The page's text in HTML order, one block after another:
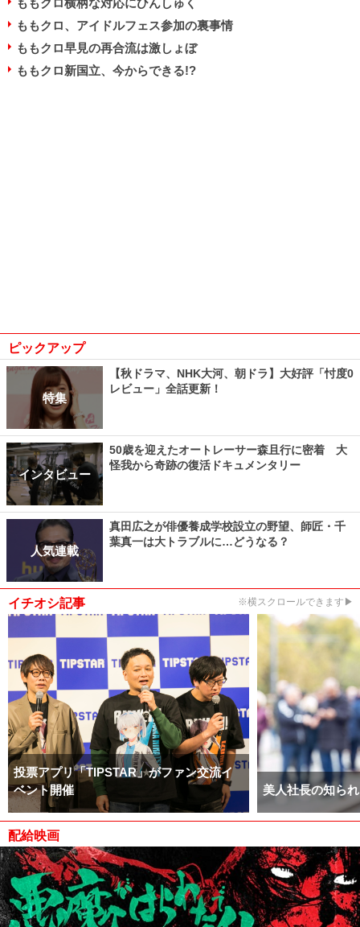
ももクロ、アイドルフェス参加の裏事情
ももクロ早見の再合流は激しょぼ
ももクロ新国立、今からできる!?
ピックアップ
特集
【秋ドラマ、NHK大河、朝ドラ】大好評「忖度0
レビュー」全話更新！
インタビュー
50歳を迎えたオートレーサー森且行に密着 大
怪我から奇跡の復活ドキュメンタリー
人気連載
真田広之が俳優養成学校設立の野望、師匠・千
葉真一は大トラブルに…どうなる？
イチオシ記事 ※横スクロールできます▶
投票アプリ「TIPSTAR」がファン交流イ
ベント開催
美人社長の知ら
配給映画